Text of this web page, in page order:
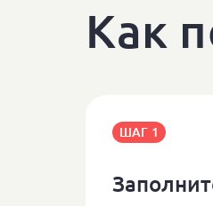
Как
ШАГ 1